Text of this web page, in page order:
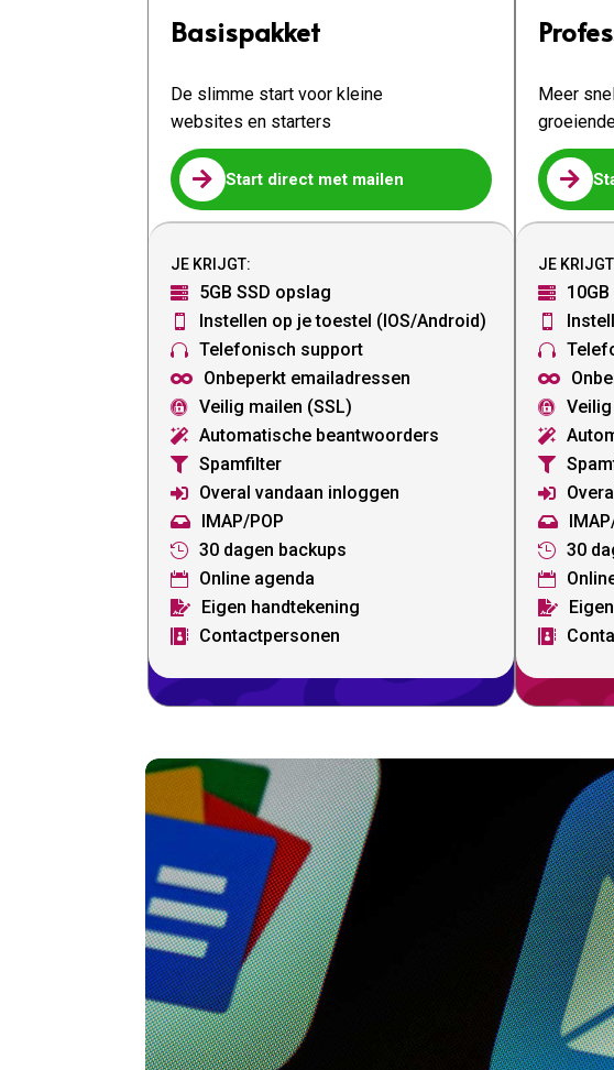
Basispakket
De slimme start voor kleine
websites en starters
 Start direct met mailen
JE KRIJGT:

5GB SSD opslag
 Instellen op je toestel (IOS/Android)
 Telefonisch support
 Onbeperkt emailadressen
 Veilig mailen (SSL)
 Automatische beantwoorders
 Spamfilter
 Overal vandaan inloggen
 IMAP/POP
 30 dagen backups
 Online agenda
 Eigen handtekening
 Contactpersonen
Meer

JE









 30


